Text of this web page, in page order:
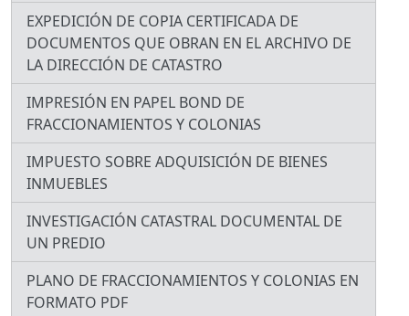
EXPEDICIÓN DE COPIA CERTIFICADA DE
DOCUMENTOS QUE OBRAN EN EL ARCHIVO DE
LA DIRECCIÓN DE CATASTRO
IMPRESIÓN EN PAPEL BOND DE
FRACCIONAMIENTOS Y COLONIAS
IMPUESTO SOBRE ADQUISICIÓN DE BIENES
INMUEBLES
INVESTIGACIÓN CATASTRAL DOCUMENTAL DE
UN PREDIO
PLANO DE FRACCIONAMIENTOS Y COLONIAS EN
FORMATO PDF